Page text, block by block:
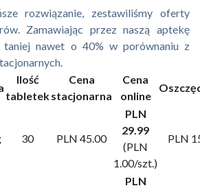
rozwiązanie, zestawiliśmy oferty
Zamawiając przez naszą aptekę
taniej nawet o 40% w porównaniu z
Ilość
tabletek
Cena
stacjonarna
Cena
online
30 PLN 45.00
PLN
29.99
(PLN
1.00/szt.)
PLN
PLN